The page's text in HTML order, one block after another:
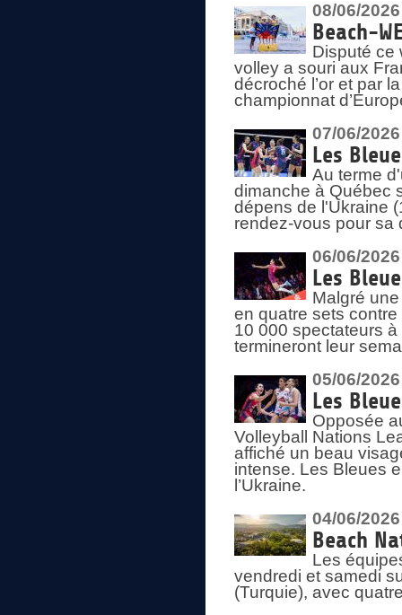
08/06/2026
Beach-
Disputé ce
volley a souri aux
décroché l’or et par
championnat
07/06/2026
Les
Au terme
dimanche à Québec
dépens de l'Ukraine
rendez-vous pour sa
06/06/2026
Les
Malgré
en quatre sets
10 000 spectateurs
termineront leur
05/06/2026
Les
Opposée
Volleyball Nations
affiché un beau
intense. Les Bleues
l’Ukraine.
04/06/2026
Beach
Les
vendredi et samedi
(Turquie), avec